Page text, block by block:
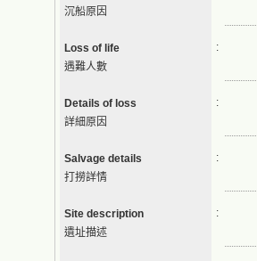
沉船原因
Loss of life
遇難人數
:
Details of loss
詳細原因
:
Salvage details
打撈詳情
:
Site description
遺址描述
: